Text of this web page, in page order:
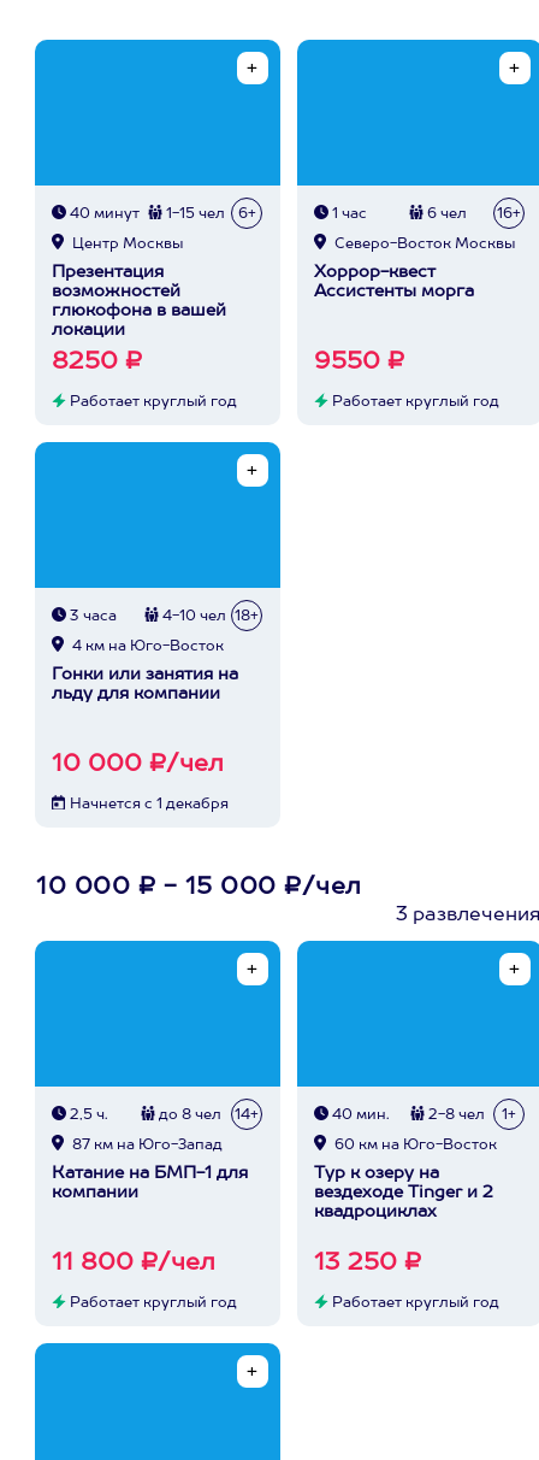
40 минут 1-15 чел 6+
Центр Москвы
Презентация
возможностей
глюкофона в вашей
локации
8250 ₽
Работает круглый год
1 час 6 чел 16+
Северо-Восток Москвы
Хоррор-квест
Ассистенты морга
9550 ₽
Работает круглый год
3 часа 4-10 чел 18+
4 км на Юго-Восток
Гонки или занятия на
льду для компании
10 000 ₽/чел
Начнется с 1 декабря
10 000 ₽ - 15 000 ₽/чел
3
2,5 ч. до 8 чел 14+
87 км на Юго-Запад
Катание на БМП-1 для
компании
11 800 ₽/чел
Работает круглый год
40 мин. 2-8 чел 1+
60 км на Юго-Восток
Тур к озеру на
вездеходе Tinger и 2
квадроциклах
13 250 ₽
Работает круглый год